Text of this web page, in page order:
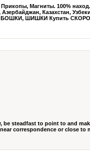
Прикопы, Магниты. 100%
Казахстан,
БОШКИ, ШИШКИ Купить
be steadfast to point to and
correspondence or close to